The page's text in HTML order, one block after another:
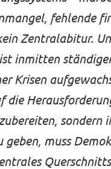
fehlende
Zentralabitur.
inmitten
Krisen
die
sondern
geben, muss